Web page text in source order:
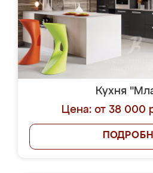
Кухня
Цена: от 38 000